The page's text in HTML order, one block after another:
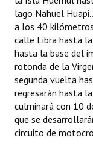
Audiencias
Mujeres que
Periodistas
Ciudadano Ilustre -
Banca del Vecino
lago Nahuel
a los 40
calle Libra hasta la
hasta la base del
rotonda de la
segunda vuelta
regresarán hasta
culminará con 10
que se
circuito de